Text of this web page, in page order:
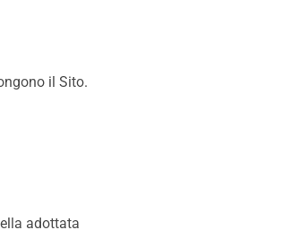
il Sito.
adottata